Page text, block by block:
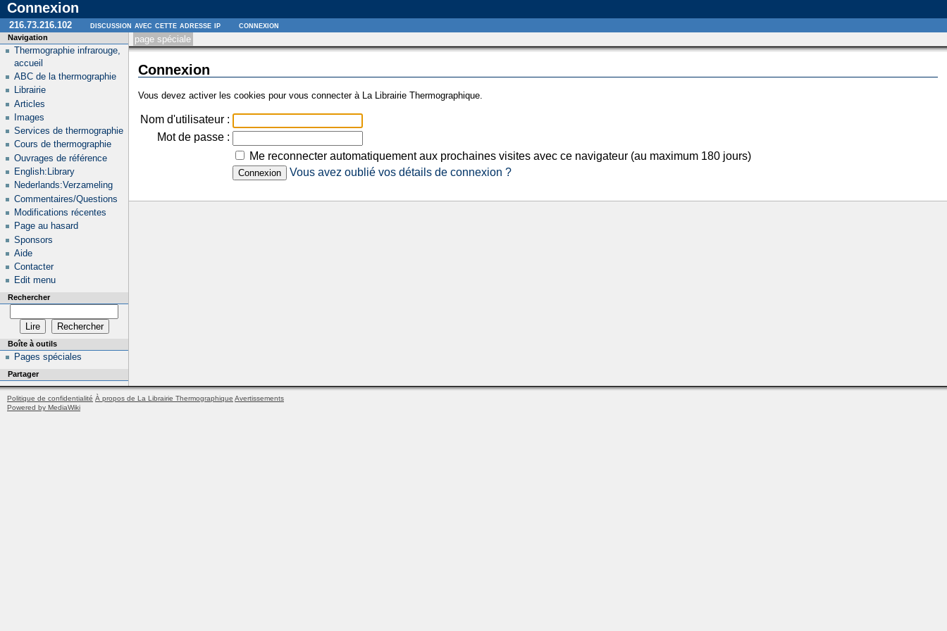
Connexion
page spéciale
Connexion
Vous devez activer les cookies pour vous connecter à La Librairie Thermographique.
Nom d'utilisateur :
Mot de passe :
Me reconnecter automatiquement aux prochaines visites avec ce navigateur (au maximum 180 jours)
Vous avez oublié vos détails de connexion ?
Navigation
Thermographie infrarouge,
accueil
ABC de la thermographie
Librairie
Articles
Images
Services de thermographie
Cours de thermographie
Ouvrages de référence
English:Library
Nederlands:Verzameling
Commentaires/Questions
Modifications récentes
Page au hasard
Sponsors
Aide
Contacter
Edit menu
Rechercher
Boîte à outils
Pages spéciales
Partager
216.73.216.102 discussion avec cette adresse ip connexion
Politique de confidentialité À propos de La Librairie Thermographique Avertissements
Powered by MediaWiki